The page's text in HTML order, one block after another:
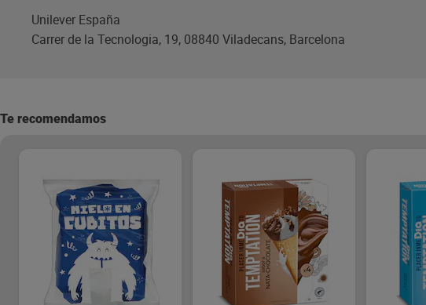
Unilever España
Carrer de la Tecnologia, 19, 08840 Viladecans, Barcelona
Te recomendamos